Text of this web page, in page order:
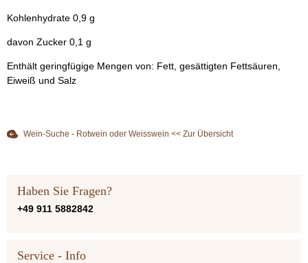
Kohlenhydrate 0,9 g
davon Zucker 0,1 g
Enthält geringfügige Mengen von: Fett, gesättigten Fettsäuren,
Eiweiß und Salz
Wein-Suche - Rotwein oder Weisswein << Zur Übersicht
Haben Sie Fragen?
+49 911 5882842
Service - Info